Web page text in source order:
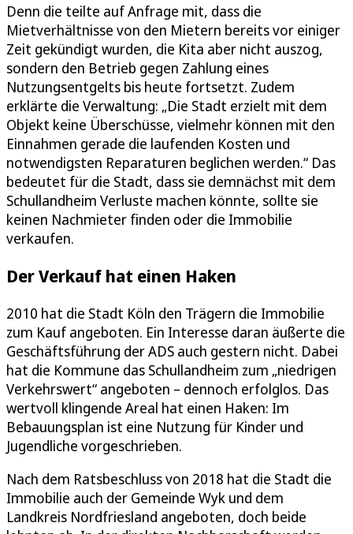
Denn die teilte auf Anfrage mit, dass die
Mietverhältnisse von den Mietern bereits vor einiger
Zeit gekündigt wurden, die Kita aber nicht auszog,
sondern den Betrieb gegen Zahlung eines
Nutzungsentgelts bis heute fortsetzt. Zudem
erklärte die Verwaltung: „Die Stadt erzielt mit dem
Objekt keine Überschüsse, vielmehr können mit den
Einnahmen gerade die laufenden Kosten und
notwendigsten Reparaturen beglichen werden.“ Das
bedeutet für die Stadt, dass sie demnächst mit dem
Schullandheim Verluste machen könnte, sollte sie
keinen Nachmieter finden oder die Immobilie
verkaufen.
Der Verkauf hat einen Haken
2010 hat die Stadt Köln den Trägern die Immobilie
zum Kauf angeboten. Ein Interesse daran äußerte die
Geschäftsführung der ADS auch gestern nicht. Dabei
hat die Kommune das Schullandheim zum „niedrigen
Verkehrswert“ angeboten – dennoch erfolglos. Das
wertvoll klingende Areal hat einen Haken: Im
Bebauungsplan ist eine Nutzung für Kinder und
Jugendliche vorgeschrieben.
Nach dem Ratsbeschluss von 2018 hat die Stadt die
Immobilie auch der Gemeinde Wyk und dem
Landkreis Nordfriesland angeboten, doch beide